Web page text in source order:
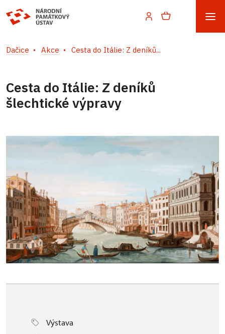
Dačice Akce Cesta do Itálie: Z deníků...
Cesta do Itálie: Z deníků
šlechtické výpravy
Výstava